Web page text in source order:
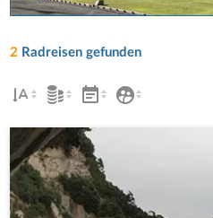
2 Radreisen gefunden